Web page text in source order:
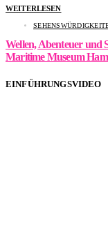
WEITERLESEN
Wellen, Abenteuer und
Maritime Museum
EINFÜHRUNGSVIDEO